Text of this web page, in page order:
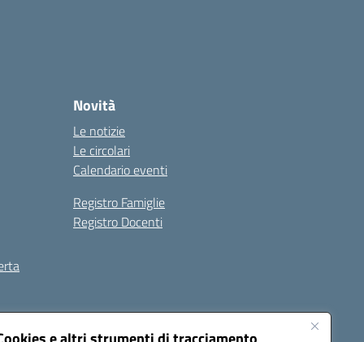
Novità
Le notizie
Le circolari
Calendario eventi
Registro Famiglie
Registro Docenti
Note legali